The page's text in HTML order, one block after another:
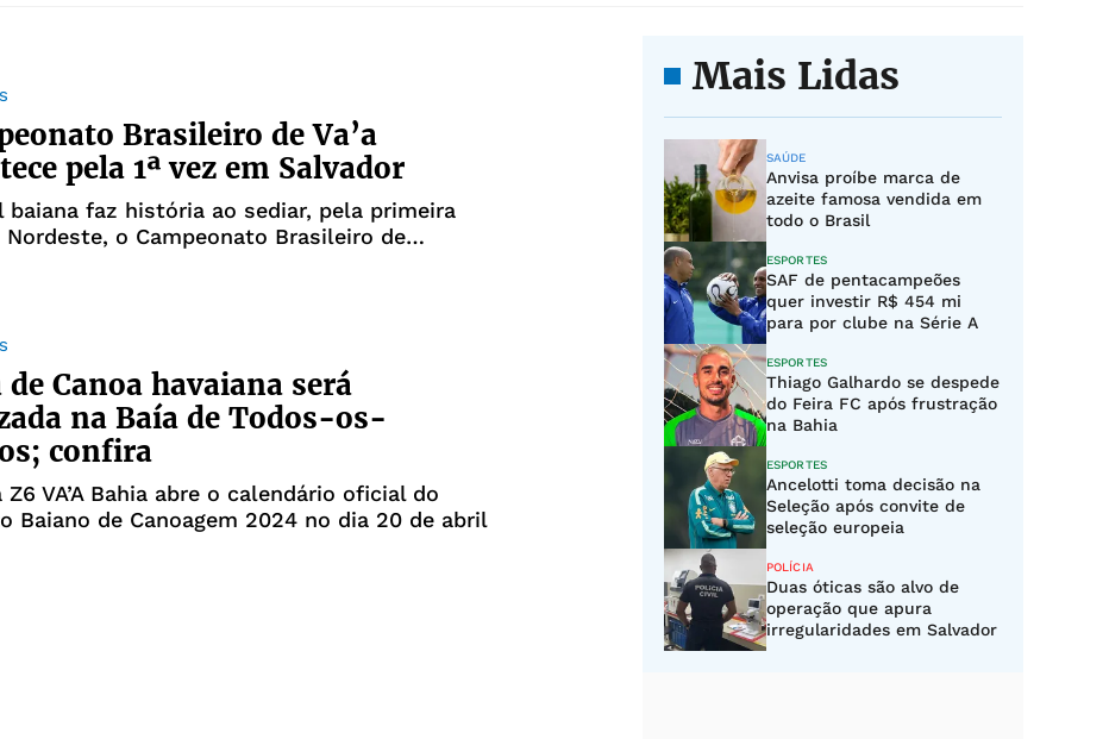
Brasileiro de Va’a
pela 1ª vez em Salvador
baiana faz história ao sediar, pela primeira
Nordeste, o Campeonato Brasileiro de
de Canoa havaiana será
na Baía de Todos-os-
confira
Z6 VA’A Bahia abre o calendário oficial do
Baiano de Canoagem 2024 no dia 20 de abril
Mais Lidas
SAÚDE
Anvisa proíbe marca de
azeite famosa vendida em
todo o Brasil
ESPORTES
SAF de pentacampeões
quer investir R$ 454 mi
para por clube na Série A
ESPORTES
Thiago Galhardo se despede
do Feira FC após frustração
na Bahia
ESPORTES
Ancelotti toma decisão na
Seleção após convite de
seleção europeia
POLÍCIA
Duas óticas são alvo de
operação que apura
irregularidades em Salvador